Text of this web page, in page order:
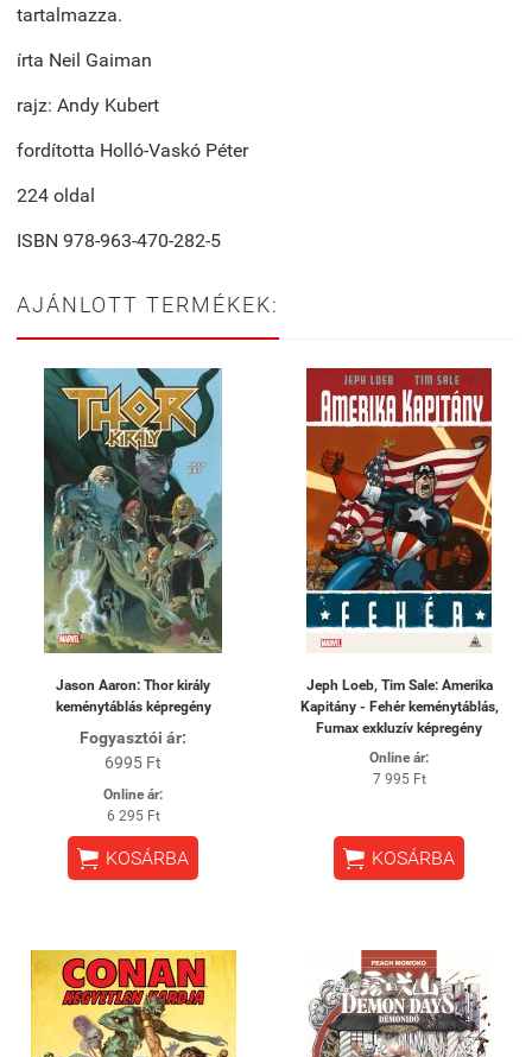
tartalmazza.
írta Neil Gaiman
rajz: Andy Kubert
fordította Holló-Vaskó Péter
224 oldal
ISBN 978-963-470-282-5
AJÁNLOTT TERMÉKEK:
Jason Aaron: Thor király
keménytáblás képregény
Fogyasztói ár:
6995 Ft
Online ár:
6 295 Ft
 KOSÁRBA
Jeph Loeb, Tim Sale: Amerika
Kapitány - Fehér keménytáblás,
Fumax exkluzív képregény
Online ár:
7 995 Ft
 KOSÁRBA